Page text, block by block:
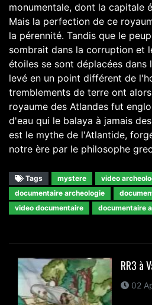
monumentale, dont la capitale
Mais la perfection de ce
la pérennité. Tandis que le
sombrait dans la corruption et
étoiles se sont déplacées dans
levé en un point différent de
tremblements de terre ont
royaume des Atlandes fut
d'eau qui le balaya à jamais
est le mythe de l'Atlantide,
notre ère par le philosophe
Tags mystere video
documentaire archeologie
video documentaire
documentaire
RR3 à
02